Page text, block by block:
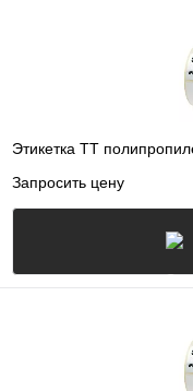
Этикетка ТТ
Запросить цену